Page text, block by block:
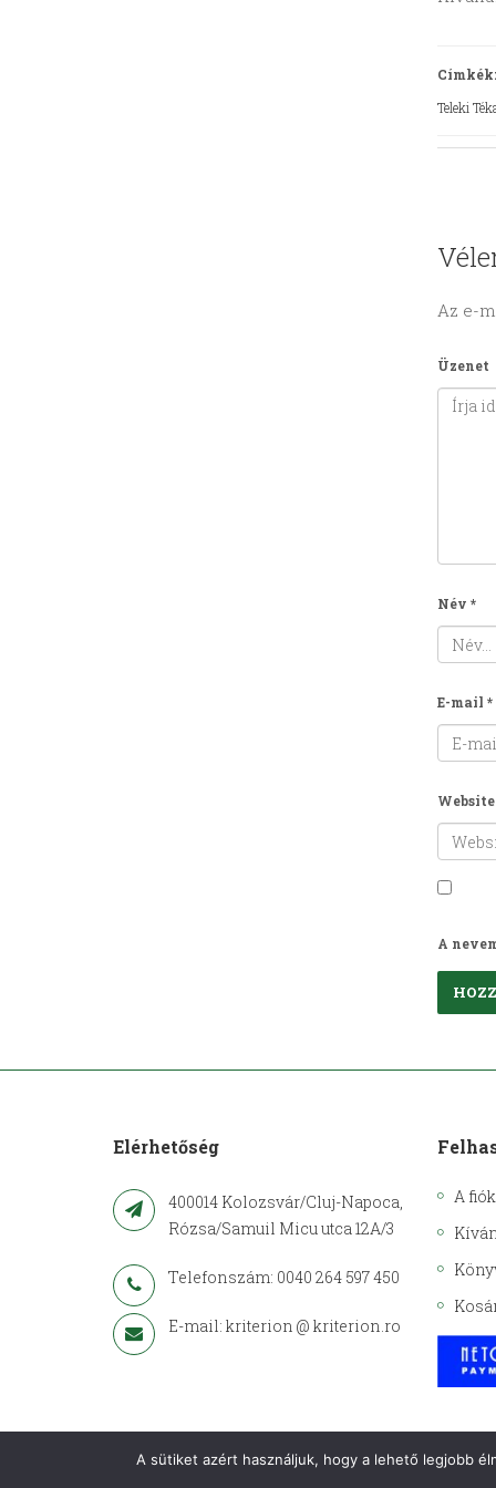
Címkék:
Teleki
Az e-
Üzenet
Név *
E-mail *
A
Elérhetőség
400014 Kolozsvár/Cluj-Napoca,
Rózsa/Samuil Micu utca 12A/3
Telefonszám: 0040 264 597 450
E-mail: kriterion @ kriterion.ro
A
A sütiket azért használjuk, hogy a lehető legjobb